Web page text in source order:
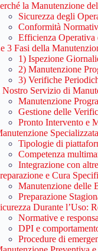
la Manutenzione
Sicurezza degli
Conformità
Efficienza Operativa
3 Fasi della
1) Ispezione
2) Manutenzione
3) Verifiche
Servizio di
Manutenzione
Gestione delle
Pronto Intervento e
Tipologie di
Competenza
Integrazione con
e Cura
Manutenzione delle
Preparazione
Durante l’Uso:
Normative e
DPI e
Procedure di